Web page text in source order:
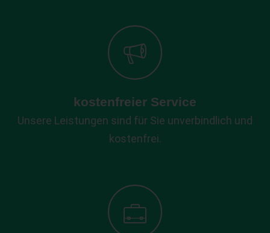
kostenfreier Service
Unsere Leistungen sind für Sie unverbindlich und
kostenfrei.